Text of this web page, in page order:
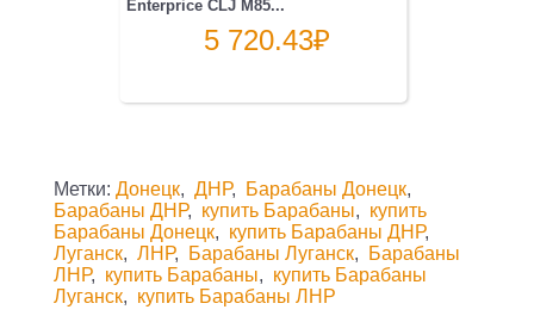
Enterprice CLJ M85...
5 720.43₽
Метки: Донецк, ДНР, Барабаны Донецк,
Барабаны ДНР, купить Барабаны, купить
Барабаны Донецк, купить Барабаны ДНР,
Луганск, ЛНР, Барабаны Луганск,
Барабаны
ЛНР, купить Барабаны, купить Барабаны
Луганск, купить Барабаны ЛНР